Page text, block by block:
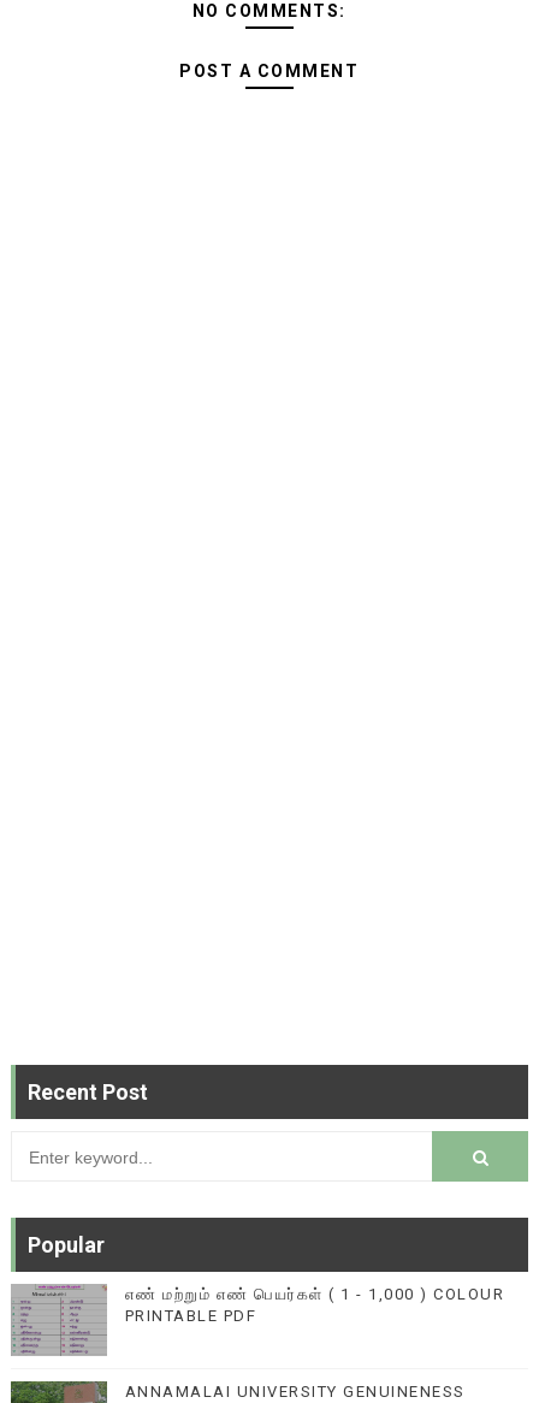
NO COMMENTS:
POST A COMMENT
Recent Post
Popular
எண் மற்றும் எண் பெயர்கள் ( 1 - 1,000 ) COLOUR
PRINTABLE PDF
ANNAMALAI UNIVERSITY GENUINENESS